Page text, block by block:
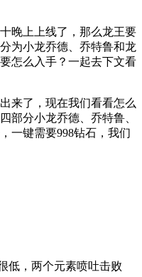
晚上上线了，那么龙王要
为小龙乔德、乔特鲁和龙
怎么入手？一起去下文看
来了，现在我们看看怎么
部分小龙乔德、乔特鲁、
一键需要998钻石，我们
低，两个元素喷吐击败